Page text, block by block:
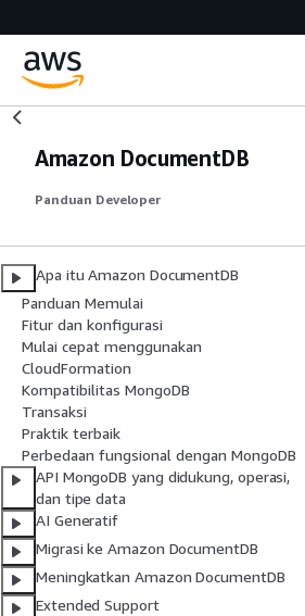
Amazon DocumentDB
Panduan Developer
Apa itu Amazon DocumentDB
Panduan Memulai
Fitur dan konfigurasi
Mulai cepat menggunakan
CloudFormation
Kompatibilitas MongoDB
Transaksi
Praktik terbaik
Perbedaan fungsional dengan MongoDB
API MongoDB yang didukung, operasi,
dan tipe data
AI Generatif
Migrasi ke Amazon DocumentDB
Meningkatkan Amazon DocumentDB
Extended Support